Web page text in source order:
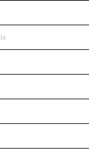
16